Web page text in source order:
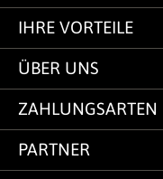
IHRE VORTEILE
ÜBER UNS
ZAHLUNGSARTEN
PARTNER